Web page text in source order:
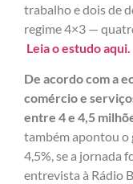
trabalho e dois de
regime 4×3 —
Leia o estudo aqui.
De acordo com a
comércio e
entre 4 e 4,5
também apontou o
4,5%, se a jornada
entrevista à Rádio